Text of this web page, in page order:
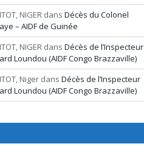
NIGER dans Décès du Colonel
– AIDF de Guinée
NIGER dans Décès de l’Inspecteur
Loundou (AIDF Congo Brazzaville)
Niger dans Décès de l’Inspecteur
Loundou (AIDF Congo Brazzaville)